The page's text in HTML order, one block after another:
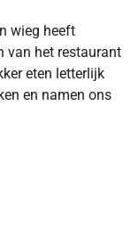
wieg heeft
van het restaurant
eten letterlijk
en namen ons